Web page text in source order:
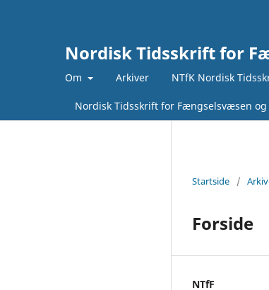
Nordisk Tidsskrift for
Om Arkiver NTfK Nordisk
Nordisk Tidsskrift for Fængselsvæsen
Startside /
Forside
NTfF